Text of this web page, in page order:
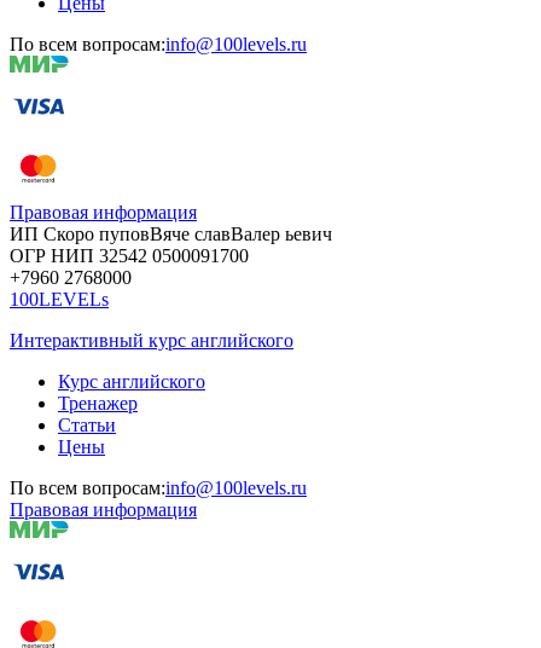
По всем вопросам:info@100levels.ru
Правовая информация
ИП Скоро пуповВяче славВалер ьевич
ОГР НИП 32542 0500091700
+7960 2768000
100LEVELs
Интерактивный курс английского
Курс английского
Тренажер
Статьи
Цены
По всем вопросам:info@100levels.ru
Правовая информация